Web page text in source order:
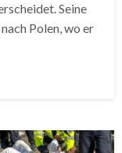
Seine
Polen, wo er